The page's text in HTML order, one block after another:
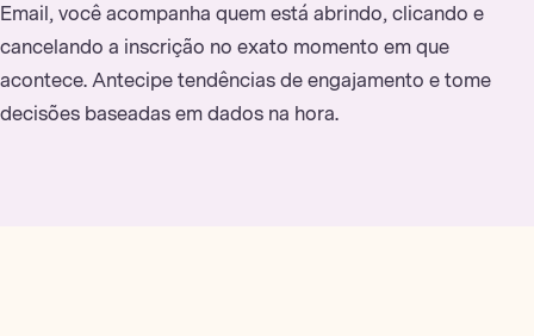
Email, você acompanha quem está abrindo, clicando e
cancelando a inscrição no exato momento em que
acontece. Antecipe tendências de engajamento e tome
decisões baseadas em dados na hora.